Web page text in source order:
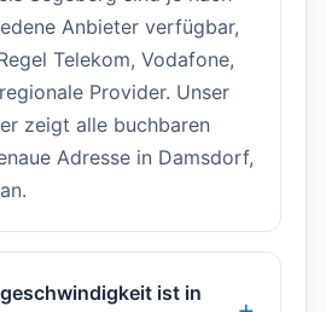
Anbieter verfügbar,
Telekom, Vodafone,
Provider. Unser
zeigt alle buchbaren
Adresse in Damsdorf,
ist in